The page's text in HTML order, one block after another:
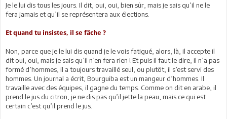
Je le lui dis tous les jours. Il dit, oui, oui, bien sûr, mais je sais qu’il ne le
fera jamais et qu’il se représentera aux élections.
Et quand tu insistes, il se fâche ?
Non, parce que je le lui dis quand je le vois fatigué, alors, là, il accepte il
dit oui, oui, mais je sais qu’il n’en fera rien ! Et puis il faut le dire, il n’a pas
formé d’hommes, il a toujours travaillé seul, ou plutôt, il s’est servi des
hommes. Un journal a écrit, Bourguiba est un mangeur d’hommes. Il
travaille avec des équipes, il gagne du temps. Comme on dit en arabe, il
prend le jus du citron, je ne dis pas qu’il jette la peau, mais ce qui est
certain c’est qu’il prend le jus.